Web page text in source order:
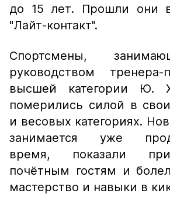
до 15 лет. Прошли они
"Лайт-контакт".
Спортсмены,
руководством тренера-
высшей категории Ю.
померились силой в
и весовых категориях.
занимается уже
время, показали
почётным гостям и
мастерство и навыки в